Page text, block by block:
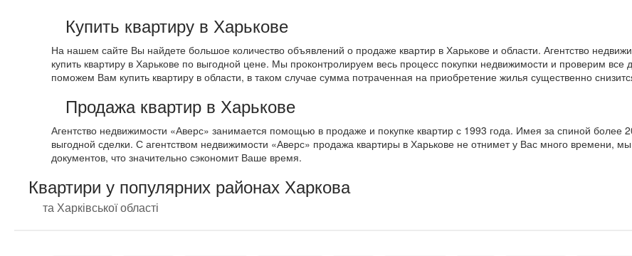
Купить квартиру в Харькове
На нашем сайте Вы найдете большое количество объявлений о продаже квартир в Харькове и области. Агентство
купить квартиру в Харькове по выгодной цене. Мы проконтролируем весь процесс покупки недвижимости и проверим
поможем Вам купить квартиру в области, в таком случае сумма потраченная на приобретение жилья существенно
Продажа квартир в Харькове
Агентство недвижимости «Аверс» занимается помощью в продаже и покупке квартир с 1993 года. Имея за спиной более
выгодной сделки. С агентством недвижимости «Аверс» продажа квартиры в Харькове не отнимет у Вас много времени,
документов, что значительно сэкономит Ваше время.
Квартири у популярних районах Харкова
та Харківської області